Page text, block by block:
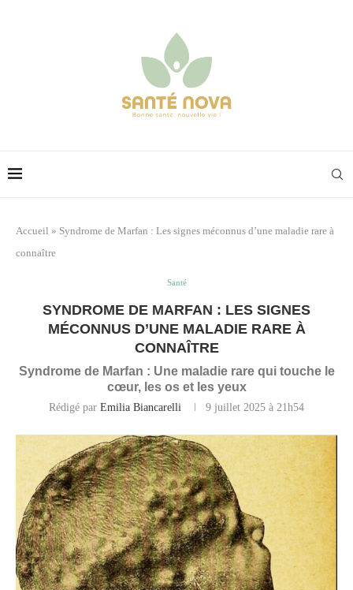
Accueil » Syndrome de Marfan : Les signes méconnus d’une maladie rare à
connaître
Santé
SYNDROME DE MARFAN : LES SIGNES
MÉCONNUS D’UNE MALADIE RARE À
CONNAÎTRE
Syndrome de Marfan : Une maladie rare qui touche le
cœur, les os et les yeux
Rédigé par Emilia Biancarelli 9 juillet 2025 à 21h54